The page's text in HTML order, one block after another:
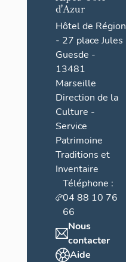
d'Azur
Hôtel de Région
- 27 place Jules
Guesde -
13481
Marseille
Direction de la
Culture -
Service
Patrimoine
Traditions et
Inventaire
Téléphone :
04 88 10 76
66
Nous
contacter
Aide